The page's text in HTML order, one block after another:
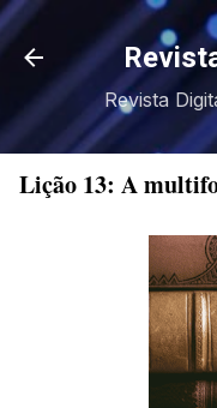
Pular
Revista
Lição 13: A